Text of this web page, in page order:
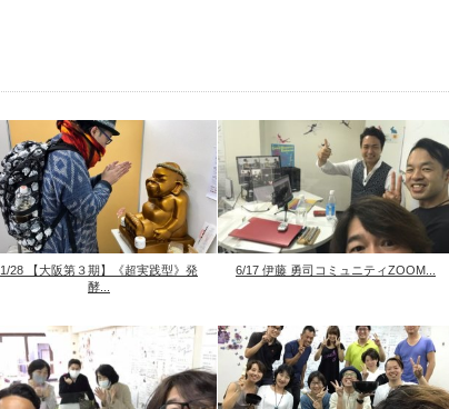
1/28 【大阪第３期】《超実践型》発
酵...
6/17 伊藤 勇司コミュニティZOOM...